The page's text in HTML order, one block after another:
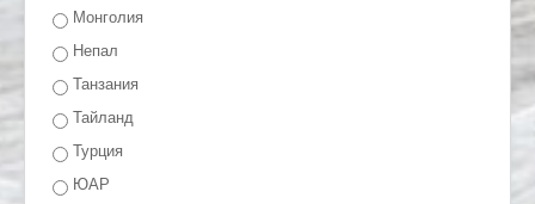
Монголия
Непал
Танзания
Тайланд
Турция
ЮАР